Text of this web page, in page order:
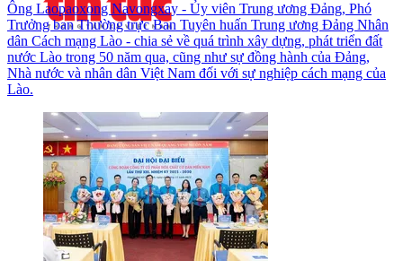
Ông Laopaoxong Navongxay - Ủy viên Trung ương Đảng, Phó
Trưởng ban Thường trực Ban Tuyên huấn Trung ương Đảng Nhân
dân Cách mạng Lào - chia sẻ về quá trình xây dựng, phát triển đất
nước Lào trong 50 năm qua, cũng như sự đồng hành của Đảng,
Nhà nước và nhân dân Việt Nam đối với sự nghiệp cách mạng của
Lào.